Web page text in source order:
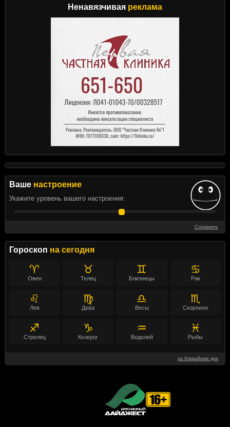
Ненавязчивая реклама
Ваше настроение
Укажите уровень вашего настроения:
Сохранить
Гороскоп на сегодня
♈
Овен
♉
Телец
♊
Близнецы
♋
Рак
♌
Лев
♍
Дева
♎
Весы
♏
Скорпион
♐
Стрелец
♑
Козерог
♒
Водолей
♓
Рыбы
на ближайшие дни